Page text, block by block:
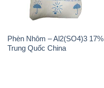
Phèn Nhôm – Al2(SO4)3 17%
Trung Quốc China